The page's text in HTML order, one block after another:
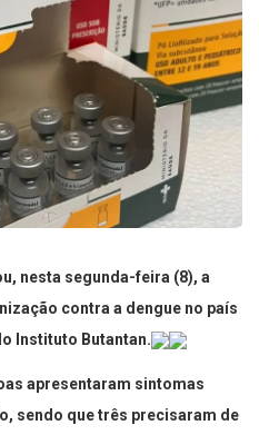
nesta segunda-feira (8), a
contra a dengue no país
Instituto Butantan.
apresentaram sintomas
sendo que três precisaram de